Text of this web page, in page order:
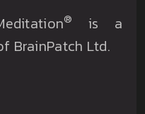
®
is a
BrainPatch Ltd.